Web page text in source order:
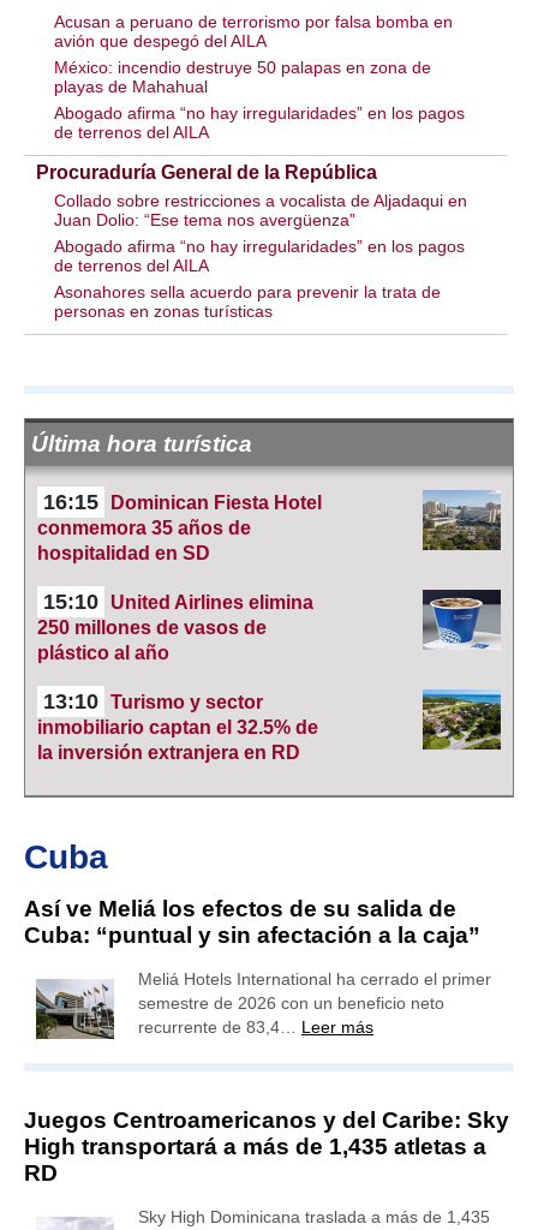
Acusan a peruano de terrorismo por falsa bomba en
avión que despegó del AILA
México: incendio destruye 50 palapas en zona de
playas de Mahahual
Abogado afirma “no hay irregularidades” en los pagos
de terrenos del AILA
Procuraduría General de la República
Collado sobre restricciones a vocalista de Aljadaqui en
Juan Dolio: “Ese tema nos avergüenza”
Abogado afirma “no hay irregularidades” en los pagos
de terrenos del AILA
Asonahores sella acuerdo para prevenir la trata de
personas en zonas turísticas
Última hora turística
16:15
Dominican Fiesta Hotel
conmemora 35 años de
hospitalidad en SD
15:10
United Airlines elimina
250 millones de vasos de
plástico al año
13:10 Turismo y sector
inmobiliario captan el 32.5% de
la inversión extranjera en RD
Cuba
Así ve Meliá los efectos de su salida de
Cuba: “puntual y sin afectación a la caja”
Meliá Hotels International ha cerrado el primer
semestre de 2026 con un beneficio neto
recurrente de 83,4… Leer más
Juegos Centroamericanos y del Caribe: Sky
High transportará a más de 1,435 atletas a
RD
Sky High Dominicana traslada a más de 1,435